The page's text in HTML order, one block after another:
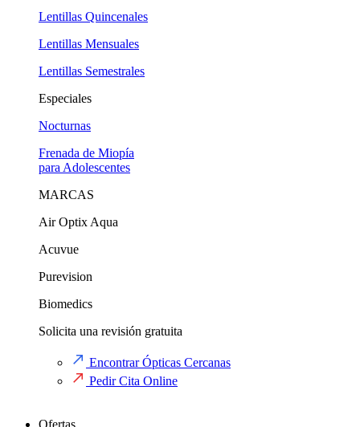
Lentillas Quincenales
Lentillas Mensuales
Lentillas Semestrales
Especiales
Nocturnas
Frenada de Miopía
para Adolescentes
MARCAS
Air Optix Aqua
Acuvue
Purevision
Biomedics
Solicita una revisión gratuita
Encontrar Ópticas Cercanas
Pedir Cita Online
Ofertas